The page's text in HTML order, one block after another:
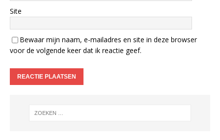
Site
Bewaar mijn naam, e-mailadres en site in deze browser
voor de volgende keer dat ik reactie geef.